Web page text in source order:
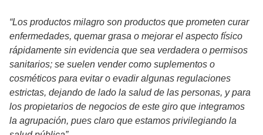
“Los productos milagro son productos que prometen curar
enfermedades, quemar grasa o mejorar el aspecto físico
rápidamente sin evidencia que sea verdadera o permisos
sanitarios; se suelen vender como suplementos o
cosméticos para evitar o evadir algunas regulaciones
estrictas, dejando de lado la salud de las personas, y para
los propietarios de negocios de este giro que integramos
la agrupación, pues claro que estamos privilegiando la